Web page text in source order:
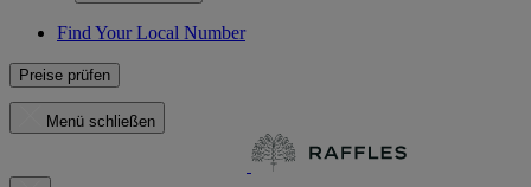
Find Your Local Number
Preise prüfen
Menü schließen